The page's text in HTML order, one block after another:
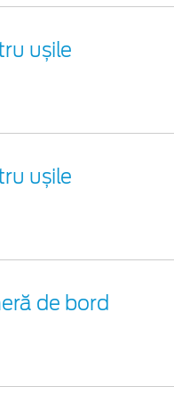
ușile
ușile
de bord